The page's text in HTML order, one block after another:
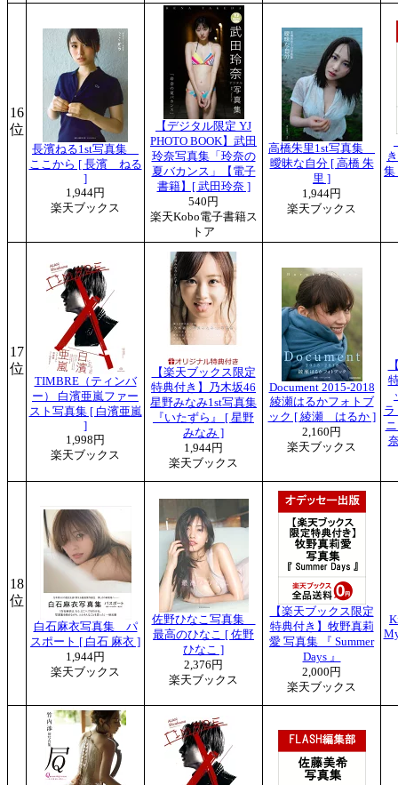
16
位
長濱ねる1st写真集
ここから [ 長濱 ねる
]
1,944円
楽天ブックス
【デジタル限定 YJ
PHOTO BOOK】武田
玲奈写真集「玲奈の
夏バカンス」【電子
書籍】[ 武田玲奈 ]
540円
楽天Kobo電子書籍ス
トア
高橋朱里1st写真集
曖昧な自分 [ 高橋 朱
里 ]
1,944円
楽天ブックス
集
17
位
TIMBRE（ティンバ
ー） 白濱亜嵐ファー
スト写真集 [ 白濱亜嵐
]
1,998円
楽天ブックス
【楽天ブックス限定
特典付き】乃木坂46
星野みなみ1st写真集
『いたずら』 [ 星野
みなみ ]
1,944円
楽天ブックス
Document 2015-2018
綾瀬はるかフォトブ
ック [ 綾瀬 はるか ]
2,160円
楽天ブックス
ラ
18
位
白石麻衣写真集 パ
スポート [ 白石 麻衣 ]
1,944円
楽天ブックス
佐野ひなこ写真集
最高のひなこ [ 佐野
ひなこ ]
2,376円
楽天ブックス
【楽天ブックス限定
特典付き】牧野真莉
愛 写真集 『 Summer
Days 』
2,000円
楽天ブックス